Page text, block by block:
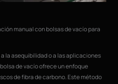
manual con bolsas de vacío para
la asequibilidad o a las aplicaciones
de vacío ofrece un enfoque
de fibra de carbono. Este método